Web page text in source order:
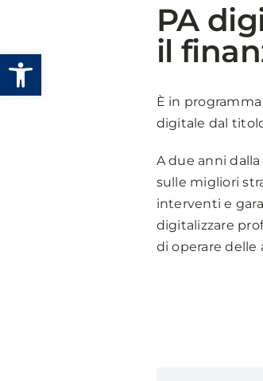
Apri la barra degli strumenti
PA
il
È in programma
digitale dal
A due anni
sulle migliori
interventi e
digitalizzare
di operare delle